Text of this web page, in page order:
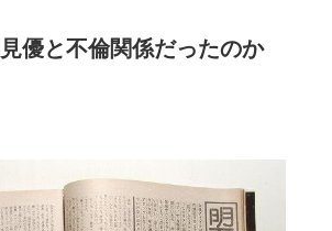
優と不倫関係だったのか